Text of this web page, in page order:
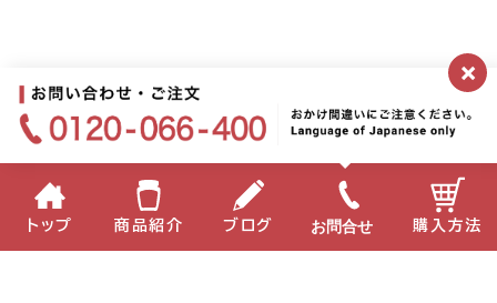
×
トップ 商品紹介 ブログ お問合せ 購入方法